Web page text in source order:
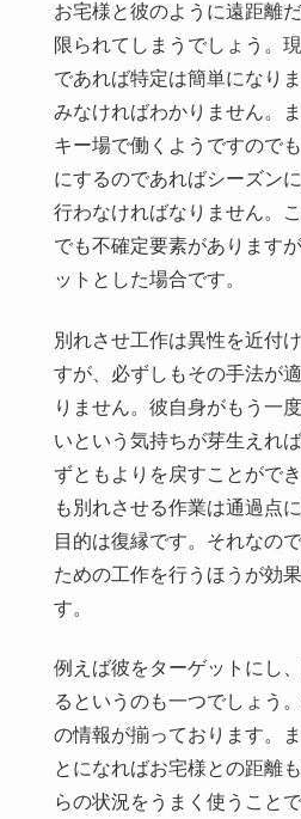
お宅様と彼のように遠距離
限られてしまうでしょう。
であれば特定は簡単になり
みなければわかりません。
キー場で働くようですので
にするのであればシーズン
行わなければなりません。
でも不確定要素があります
ットとした場合です。
別れさせ工作は異性を近付
すが、必ずしもその手法が
りません。彼自身がもう一
いという気持ちが芽生えれ
ずともよりを戻すことがで
も別れさせる作業は通過点
目的は復縁です。それなの
ための工作を行うほうが効
す。
例えば彼をターゲットにし
るというのも一つでしょう
の情報が揃っております。
とになればお宅様との距離
らの状況をうまく使うこと